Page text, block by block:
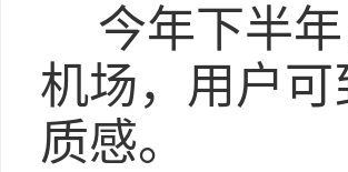
今年下半
机场，用户
质感。